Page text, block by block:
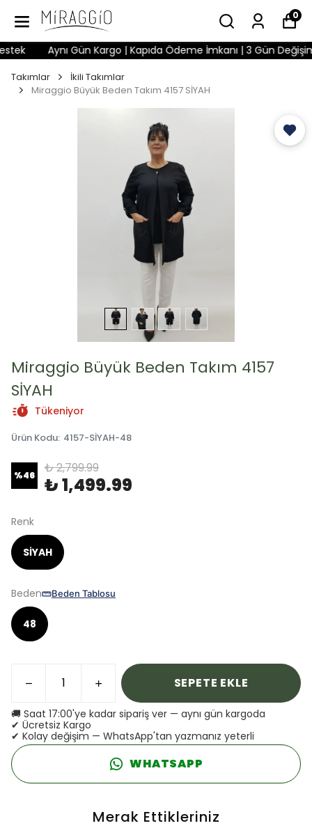
0
Aynı Gün Kargo | Kapıda Ödeme İmkanı | 3 Gün Değişim
Takımlar
İkili Takımlar
Miraggio Büyük Beden Takım 4157 SİYAH
Miraggio Büyük Beden Takım 4157
SİYAH
Tükeniyor
Ürün Kodu: 4157-SİYAH-48
%46 ₺ 2,799.99
₺ 1,499.99
Renk
SİYAH
Beden Beden Tablosu
48
SEPETE EKLE
🚚 Saat 17:00'ye kadar sipariş ver — aynı gün kargoda
✔ Ücretsiz Kargo
✔ Kolay değişim — WhatsApp'tan yazmanız yeterli
WHATSAPP
Merak Ettikleriniz